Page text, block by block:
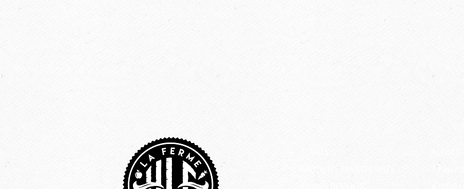
À PROPOS